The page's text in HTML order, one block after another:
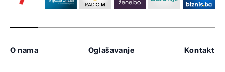
O nama Oglašavanje Kontakt